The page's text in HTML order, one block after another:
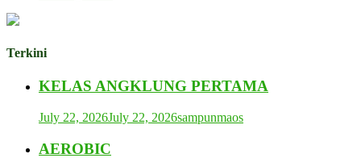
Terkini
KELAS ANGKLUNG PERTAMA
July 22, 2026July 22, 2026sampunmaos
AEROBIC